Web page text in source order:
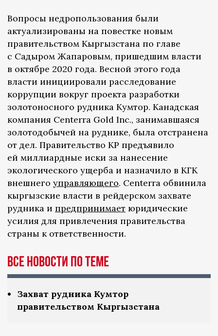
Вопросы недропользования были
актуализированы на повестке новым
правительством Кыргызстана по главе
с Садыром Жапаровым, пришедшим власти
в октябре 2020 года. Весной этого года
власти инициировали расследование
коррупции вокруг проекта разработки
золотоносного рудника Кумтор. Канадская
компания Centerra Gold Inc., занимавшаяся
золотодобычей на руднике, была отстранена
от дел. Правительство КР предъявило
ей миллиардные иски за нанесение
экологического ущерба и назначило в КГК
внешнего управляющего. Centerra обвинила
кыргызские власти в рейдерском захвате
рудника и предпринимает юридические
усилия для привлечения правительства
страны к ответственности.
Все новости по теме
Захват рудника Кумтор
правительством Кыргызстана